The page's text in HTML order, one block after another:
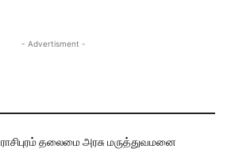
- Advertisment -
ராசிபுரம் தலைமை அரசு மருத்துவமனை